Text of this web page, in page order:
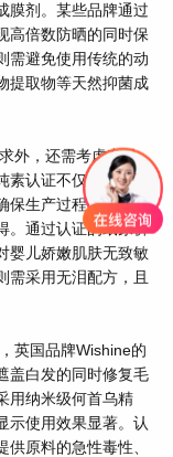
膜剂。某些品牌通过
高倍数防晒的同时保
需避免使用传统的动
提取物等天然抑菌成
外，还需考虑产品
素认证不仅要求面
保生产过程中使用的
。通过认证的纸尿裤
婴儿娇嫩肌肤无致敏
需采用无泪配方，且
国品牌Wishine的
盖白发的同时修复毛
用纳米级何首乌精
示使用效果显著。认
原料的急性毒性、